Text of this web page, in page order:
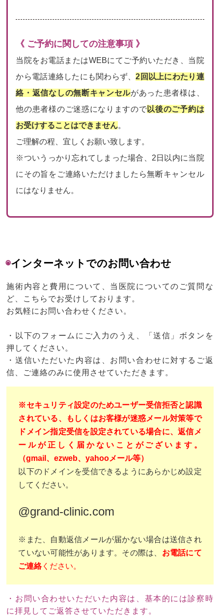
《 ご予約に関しての注意事項 》
当院をお電話またはWEBにてご予約いただき、当院
から電話連絡したにも関わらず、2回以上にわたり連
絡・返信なしの無断キャンセルがあった患者様は、
他の患者様のご迷惑になりますので以後のご予約は
お受けすることはできません。
ご理解の程、宜しくお願い致します。
※ついうっかり忘れてしまった場合、2日以内に当院
にその旨をご連絡いただけましたら無断キャンセル
にはなりません。
◉インターネットでのお問い合わせ
施術内容と費用について、当医院についてのご質問な
ど、こちらでお受けしております。
お気軽にお問い合わせください。
・以下のフォームにご入力のうえ、「送信」ボタンを
押してください。
・送信いただいた内容は、お問い合わせに対するご返
信、ご連絡のみに使用させていただきます。
※セキュリティ設定のためユーザー受信拒否と認識
されている、もしくはお客様が迷惑メール対策等で
ドメイン指定受信を設定されている場合に、返信メ
ールが正しく届かないことがございます。
（gmail、ezweb、yahooメール等）
以下のドメインを受信できるようにあらかじめ設定
してください。
@grand-clinic.com
※また、自動返信メールが届かない場合は送信され
ていない可能性があります。その際は、 お電話にて
ご連絡ください。
・お問い合わせいただいた内容は、基本的には診察時
に拝見してご返答させていただきます。